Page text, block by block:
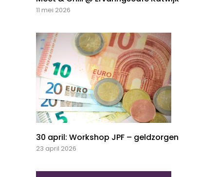
11 mei 2026
30 april: Workshop JPF – geldzorgen
23 april 2026